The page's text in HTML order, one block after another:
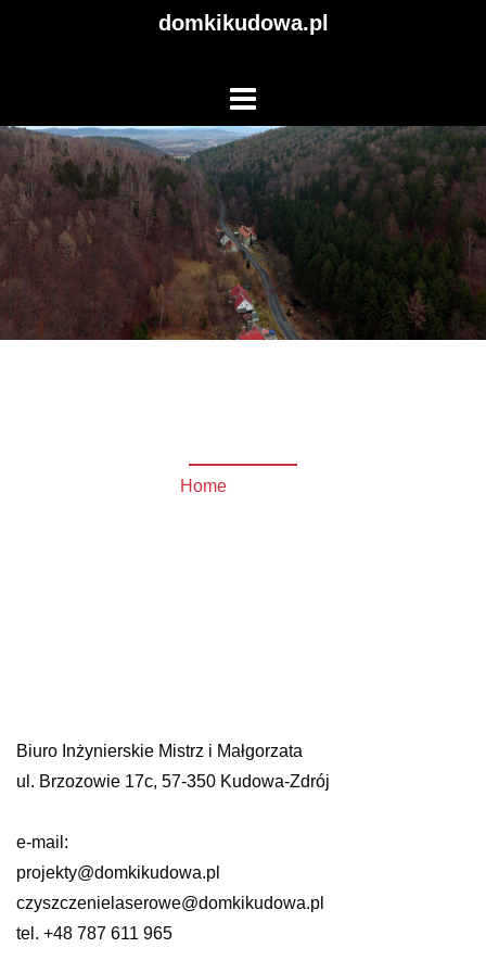
domkikudowa.pl
Home/ Kontakt
Biuro Inżynierskie Mistrz i Małgorzata
ul. Brzozowie 17c, 57-350 Kudowa-Zdrój
e-mail:
projekty@domkikudowa.pl
czyszczenielaserowe@domkikudowa.pl
tel. +48 787 611 965